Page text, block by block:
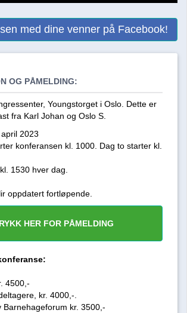
med dine venner på Facebook!
OG PÅMELDING:
Youngstorget i Oslo. Dette er
fra Karl Johan og Oslo S.
2023
konferansen kl. 1000. Dag to starter kl.
1530 hver dag.
oppdatert fortløpende.
HER FOR PÅMELDING
4500,-
kr. 4000,-.
Barnehageforum kr. 3500,-